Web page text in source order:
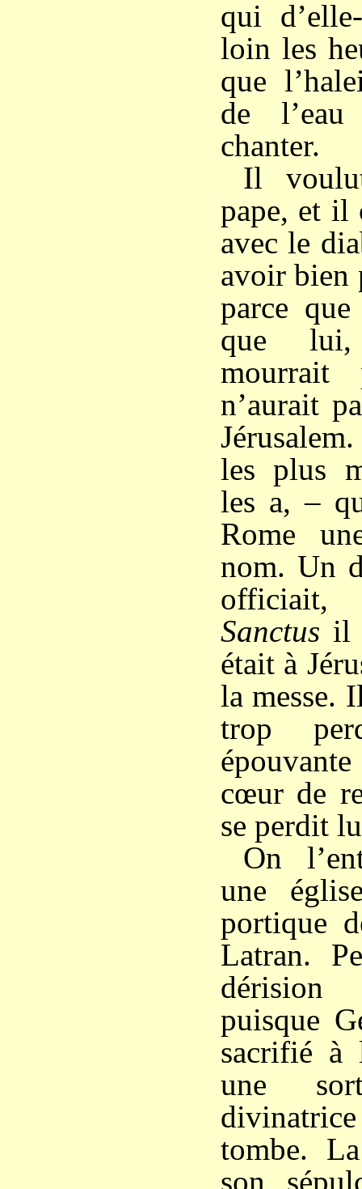
qui
loin les
que
de l’eau
chanter.
Il
pape, et il
avec le
avoir bien
parce
que
mourrait
n’aurait
les plus
les a, –
Rome
nom. Un
Sanctus il
était à
la messe.
trop
cœur de
se perdit
On
une
portique
Latran.
puisque
sacrifié à
une
tombe.
son